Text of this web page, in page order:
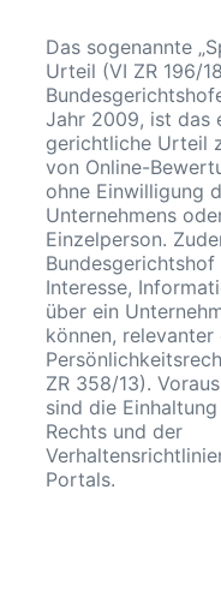
Das sogenannte
Urteil (VI ZR 196/
Jahr 2009, ist das
gerichtliche Urteil
von Online-
ohne Einwilligung
Unternehmens
Einzelperson.
Interesse,
über ein
können, relevanter
ZR 358/13).
sind die
Rechts und der
Portals.